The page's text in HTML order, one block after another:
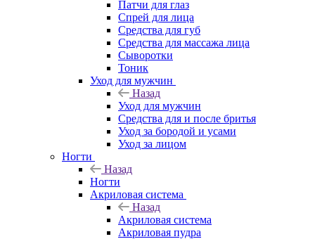
Патчи для глаз
Спрей для лица
Средства для губ
Средства для массажа лица
Сыворотки
Тоник
Уход для мужчин
Назад
Уход для мужчин
Средства для и после бритья
Уход за бородой и усами
Уход за лицом
Ногти
Назад
Ногти
Акриловая система
Назад
Акриловая система
Акриловая пудра